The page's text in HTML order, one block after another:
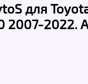
для
2007-2022.